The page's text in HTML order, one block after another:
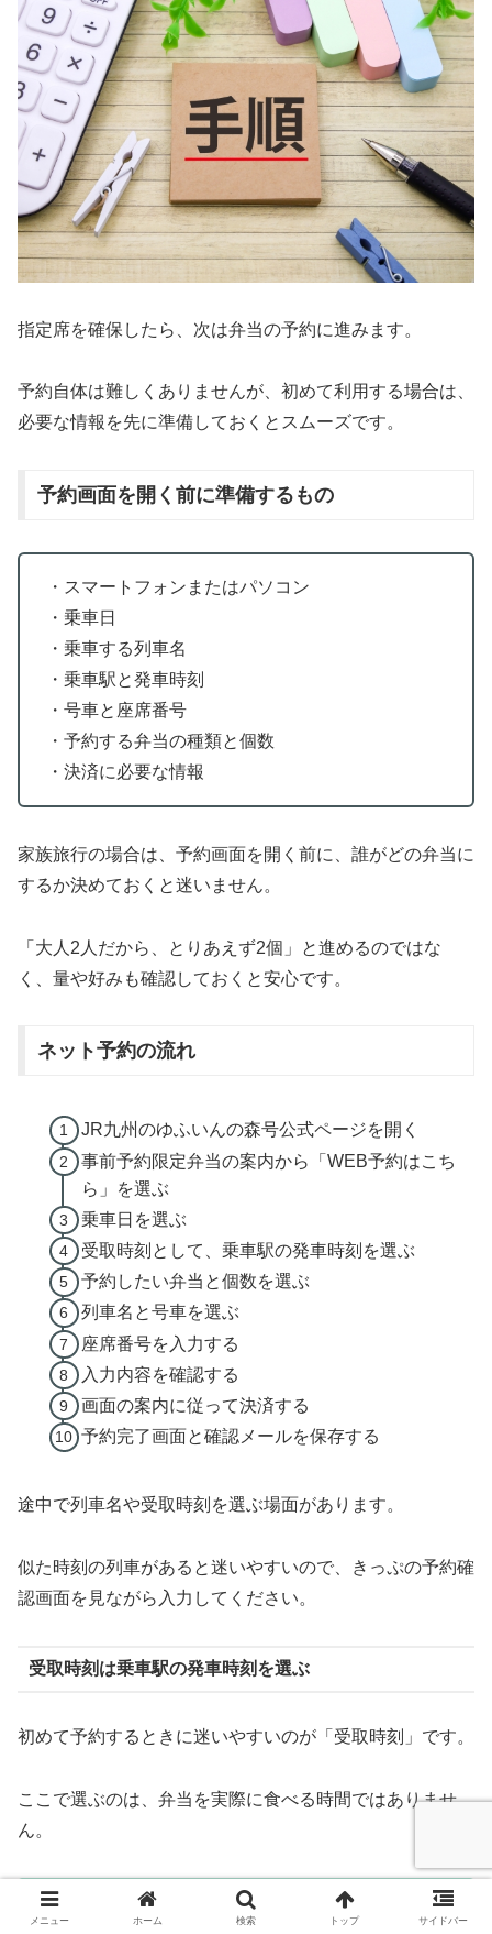
指定席を確保したら、次は弁当の予約に進みます。
予約自体は難しくありませんが、初めて利用する場合は、
必要な情報を先に準備しておくとスムーズです。
予約画面を開く前に準備するもの
・スマートフォンまたはパソコン
・乗車日
・乗車する列車名
・乗車駅と発車時刻
・号車と座席番号
・予約する弁当の種類と個数
・決済に必要な情報
家族旅行の場合は、予約画面を開く前に、誰がどの弁当に
するか決めておくと迷いません。
「大人2人だから、とりあえず2個」と進めるのではな
く、量や好みも確認しておくと安心です。
ネット予約の流れ
JR九州のゆふいんの森号公式ページを開く
事前予約限定弁当の案内から「WEB予約はこち
ら」を選ぶ
乗車日を選ぶ
受取時刻として、乗車駅の発車時刻を選ぶ
予約したい弁当と個数を選ぶ
列車名と号車を選ぶ
座席番号を入力する
入力内容を確認する
画面の案内に従って決済する
予約完了画面と確認メールを保存する
途中で列車名や受取時刻を選ぶ場面があります。
似た時刻の列車があると迷いやすいので、きっぷの予約確
認画面を見ながら入力してください。
受取時刻は乗車駅の発車時刻を選ぶ
初めて予約するときに迷いやすいのが「受取時刻」です。
ここで選ぶのは、弁当を実際に食べる時間ではありませ
ん。
乗車する駅の発車時刻を選びます。
メニュー ホーム 検索 トップ サイドバー